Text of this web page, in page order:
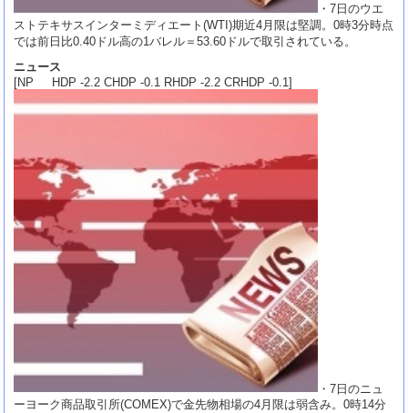
・7日のウエ
ストテキサスインターミディエート(WTI)期近4月限は堅調。0時3分時点
では前日比0.40ドル高の1バレル＝53.60ドルで取引されている。
ニュース
[NP HDP -2.2 CHDP -0.1 RHDP -2.2 CRHDP -0.1]
・7日のニュ
ーヨーク商品取引所(COMEX)で金先物相場の4月限は弱含み。0時14分